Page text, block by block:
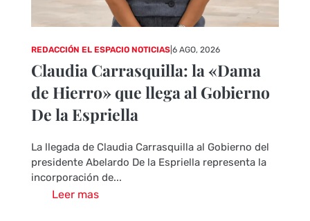
REDACCIÓN EL ESPACIO NOTICIAS| 6 AGO, 2026
Claudia Carrasquilla: la «Dama
de Hierro» que llega al Gobierno
De la Espriella
La llegada de Claudia Carrasquilla al Gobierno del
presidente Abelardo De la Espriella representa la
incorporación de...
Leer mas